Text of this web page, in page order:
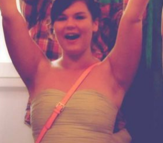
TILLBAKA VISA ALLA